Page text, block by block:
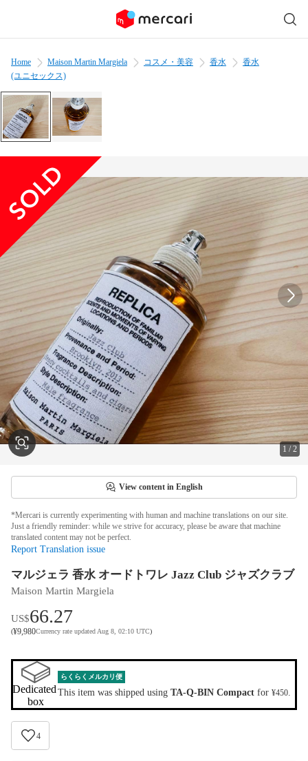
Home Maison Martin Margiela コスメ・美容 香水
香水
(ユニセックス)
1 /2
View content in English
*Mercari is currently experimenting with human and machine translations on our site.
Just a friendly reminder: while we strive for accuracy, please be aware that machine
translated content may not be perfect.
Report Translation issue
マルジェラ 香水 オードトワレ Jazz Club ジャズクラブ
Maison Martin Margiela
US$66.27
(¥9,980Currency rate updated Aug 8, 02:10 UTC)
Dedicated
box
らくらくメルカリ便
This item was shipped using TA-Q-BIN Compact for ¥450.
4